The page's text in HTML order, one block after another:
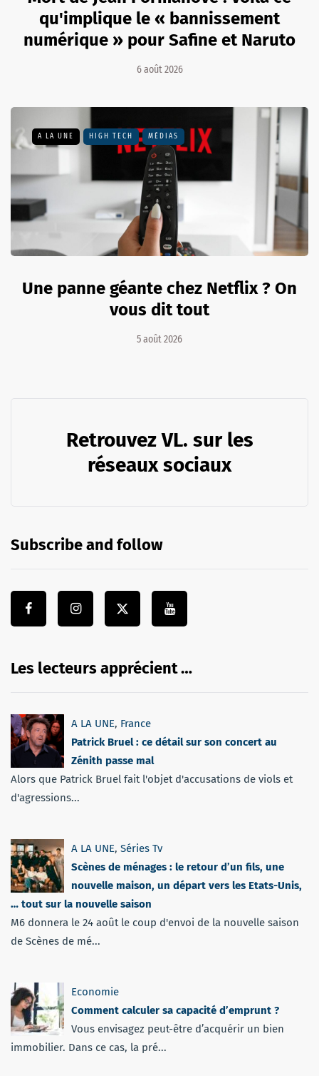
qu'implique le « bannissement
numérique » pour Safine et Naruto
6 août 2026
A LA UNE HIGH TECH MÉDIAS
Une panne géante chez Netflix ? On
vous dit tout
5 août 2026
Retrouvez VL. sur les
réseaux sociaux
Subscribe and follow
Les lecteurs apprécient …
A LA UNE, France
Patrick Bruel : ce détail sur son concert au
Zénith passe mal
Alors que Patrick Bruel fait l'objet d'accusations de viols et
d'agressions...
A LA UNE, Séries Tv
Scènes de ménages : le retour d’un fils, une
nouvelle maison, un départ vers les Etats-Unis,
… tout sur la nouvelle saison
M6 donnera le 24 août le coup d'envoi de la nouvelle saison
de Scènes de mé...
Economie
Comment calculer sa capacité d’emprunt ?
Vous envisagez peut-être d’acquérir un bien
immobilier. Dans ce cas, la pré...